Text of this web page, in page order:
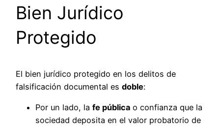
Bien Jurídico
Protegido
El bien jurídico protegido en los delitos de
falsificación documental es doble:
Por un lado, la fe pública o confianza que la
sociedad deposita en el valor probatorio de